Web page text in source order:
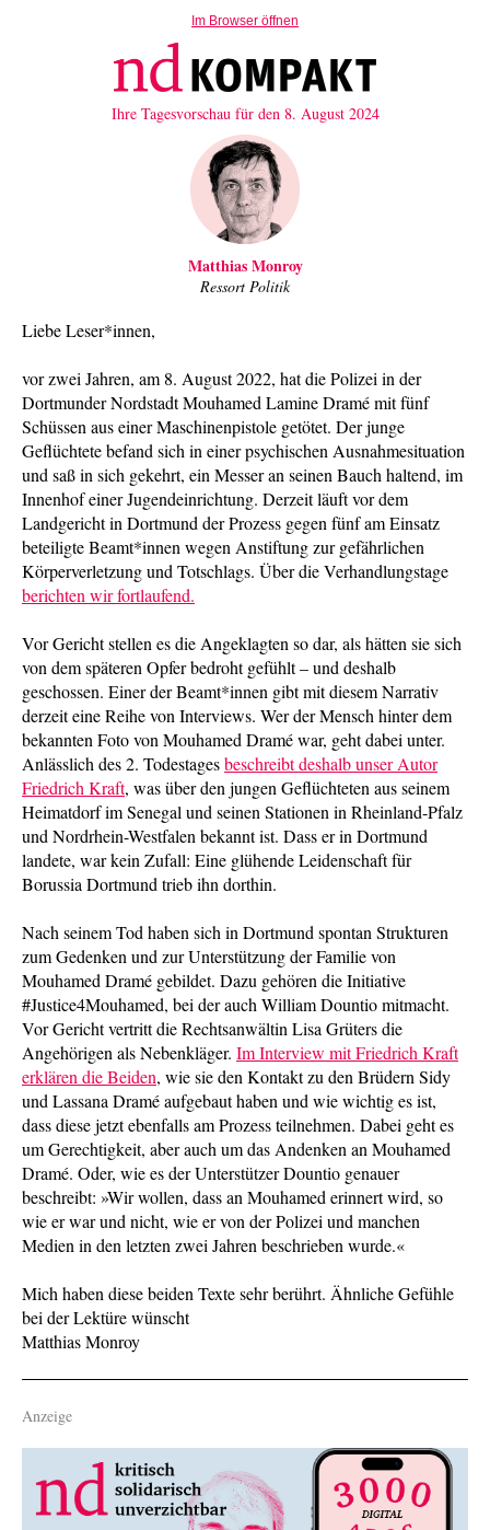
Im Browser öffnen
Ihre Tagesvorschau für den 8. August 2024
Matthias Monroy
Ressort Politik
Liebe Leser*innen,
vor zwei Jahren, am 8. August 2022, hat die Polizei in der
Dortmunder Nordstadt Mouhamed Lamine Dramé mit fünf
Schüssen aus einer Maschinenpistole getötet. Der junge
Geflüchtete befand sich in einer psychischen Ausnahmesituation
und saß in sich gekehrt, ein Messer an seinen Bauch haltend, im
Innenhof einer Jugendeinrichtung. Derzeit läuft vor dem
Landgericht in Dortmund der Prozess gegen fünf am Einsatz
beteiligte Beamt*innen wegen Anstiftung zur gefährlichen
Körperverletzung und Totschlags. Über die Verhandlungstage
berichten wir fortlaufend.
Vor Gericht stellen es die Angeklagten so dar, als hätten sie sich
von dem späteren Opfer bedroht gefühlt – und deshalb
geschossen. Einer der Beamt*innen gibt mit diesem Narrativ
derzeit eine Reihe von Interviews. Wer der Mensch hinter dem
bekannten Foto von Mouhamed Dramé war, geht dabei unter.
Anlässlich des 2. Todestagesbeschreibt deshalb unser Autor
Friedrich Kraft, was über den jungen Geflüchteten aus seinem
Heimatdorf im Senegal und seinen Stationen in Rheinland-Pfalz
und Nordrhein-Westfalen bekannt ist. Dass er in Dortmund
landete, war kein Zufall: Eine glühende Leidenschaft für
Borussia Dortmund trieb ihn dorthin.
Nach seinem Tod haben sich in Dortmund spontan Strukturen
zum Gedenken und zur Unterstützung der Familie von
Mouhamed Dramé gebildet. Dazu gehören die Initiative
#Justice4Mouhamed, bei der auch William Dountio mitmacht.
Vor Gericht vertritt die Rechtsanwältin Lisa Grüters die
Angehörigen als Nebenkläger. Im Interview mit Friedrich Kraft
erklären die Beiden, wie sie den Kontakt zu den Brüdern Sidy
und Lassana Dramé aufgebaut haben und wie wichtig es ist,
dass diese jetzt ebenfalls am Prozess teilnehmen. Dabei geht es
um Gerechtigkeit, aber auch um das Andenken an Mouhamed
Dramé. Oder, wie es der Unterstützer Dountio genauer
beschreibt: »Wir wollen, dass an Mouhamed erinnert wird, so
wie er war und nicht, wie er von der Polizei und manchen
Medien in den letzten zwei Jahren beschrieben wurde.«
Mich haben diese beiden Texte sehr berührt. Ähnliche Gefühle
bei der Lektüre wünscht
Matthias Monroy
Anzeige